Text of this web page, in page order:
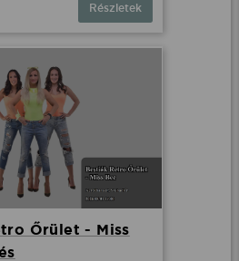
Részletek
Őrület - Miss